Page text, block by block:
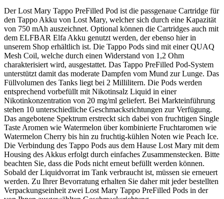
Der Lost Mary Tappo PreFilled Pod ist die passgenaue Cartridge für
den Tappo Akku von Lost Mary, welcher sich durch eine Kapazität
von 750 mAh auszeichnet. Optional können die Cartridges auch mit
dem ELFBAR Elfa Akku genutzt werden, der ebenso hier in
unserem Shop erhältlich ist. Die Tappo Pods sind mit einer QUAQ
Mesh Coil, welche durch einen Widerstand von 1,2 Ohm
charakterisiert wird, ausgestattet. Das Tappo PreFilled Pod-System
unterstützt damit das moderate Dampfen vom Mund zur Lunge. Das
Füllvolumen des Tanks liegt bei 2 Millilitern. Die Pods werden
entsprechend vorbefüllt mit Nikotinsalz Liquid in einer
Nikotinkonzentration von 20 mg/ml geliefert. Bei Markteinführung
stehen 10 unterschiedliche Geschmacksrichtungen zur Verfügung.
Das angebotene Spektrum erstreckt sich dabei von fruchtigen Single
Taste Aromen wie Watermelon über kombinierte Fruchtaromen wie
Watermelon Cherry bis hin zu fruchtig-kühlen Noten wie Peach Ice.
Die Verbindung des Tappo Pods aus dem Hause Lost Mary mit dem
Housing des Akkus erfolgt durch einfaches Zusammenstecken. Bitte
beachten Sie, dass die Pods nicht erneut befüllt werden können.
Sobald der Liquidvorrat im Tank verbraucht ist, müssen sie erneuert
werden. Zu Ihrer Bevorratung erhalten Sie daher mit jeder bestellten
Verpackungseinheit zwei Lost Mary Tappo PreFilled Pods in der